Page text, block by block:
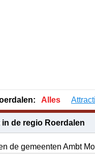
Alles
in de regio Roerdalen
de gemeenten Ambt